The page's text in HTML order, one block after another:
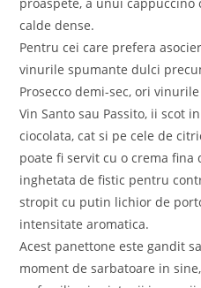
calde dense.
Pentru cei care prefera
vinurile spumante dulci
Prosecco demi-sec, ori
Vin Santo sau Passito, ii scot
ciocolata, cat si pe cele de
poate fi servit cu o crema fina
inghetata de fistic pentru
stropit cu putin lichior de
intensitate aromatica.
Acest panettone este gandit
moment de sarbatoare in